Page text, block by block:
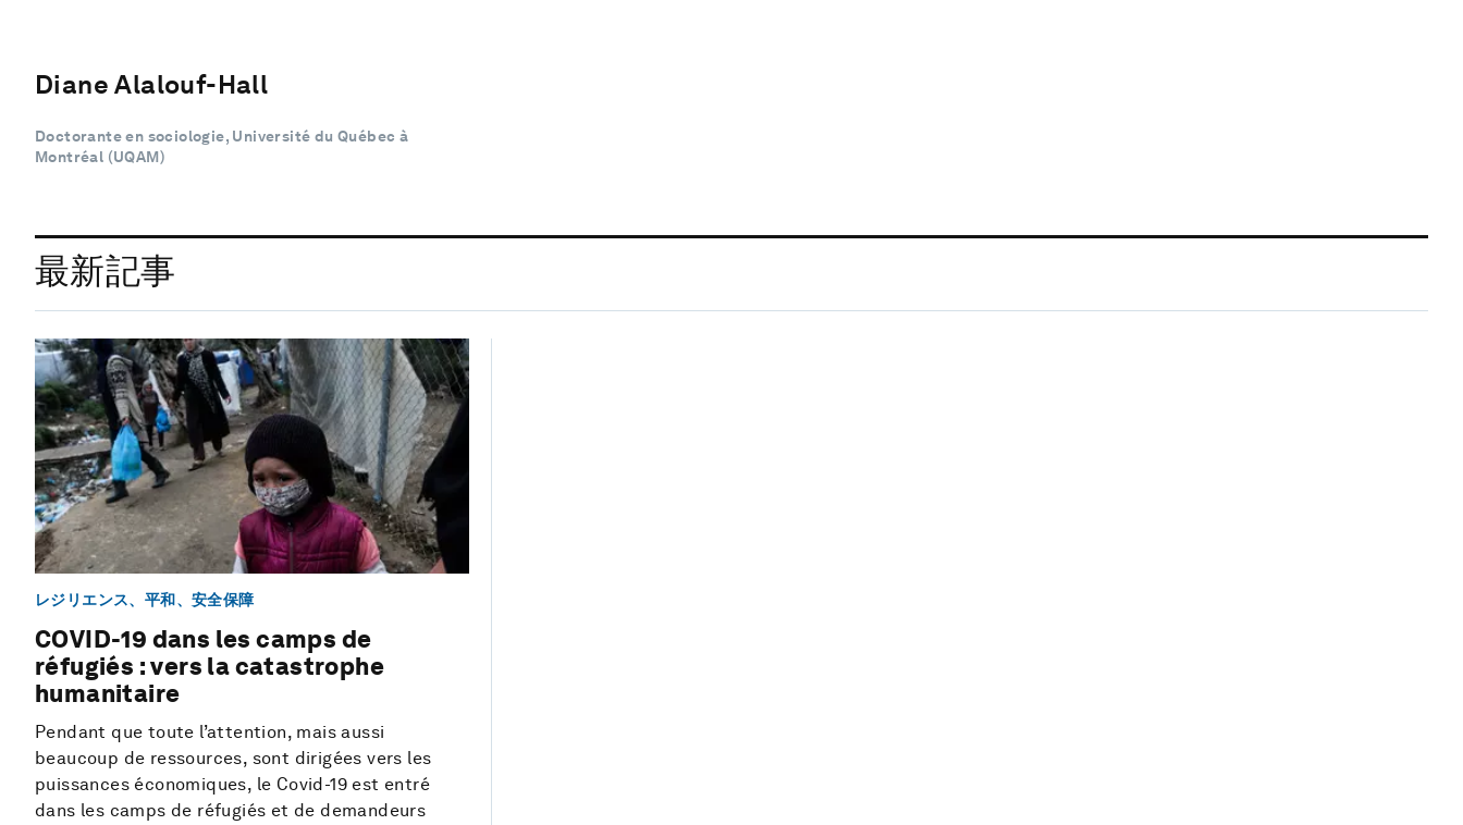
Diane Alalouf-Hall
Doctorante en sociologie, Université du Québec à
Montréal (UQAM)
最新記事
レジリエンス、平和、安全保障
COVID-19 dans les camps de
réfugiés : vers la catastrophe
humanitaire
Pendant que toute l’attention, mais aussi
beaucoup de ressources, sont dirigées vers les
puissances économiques, le Covid-19 est entré
dans les camps de réfugiés et de demandeurs